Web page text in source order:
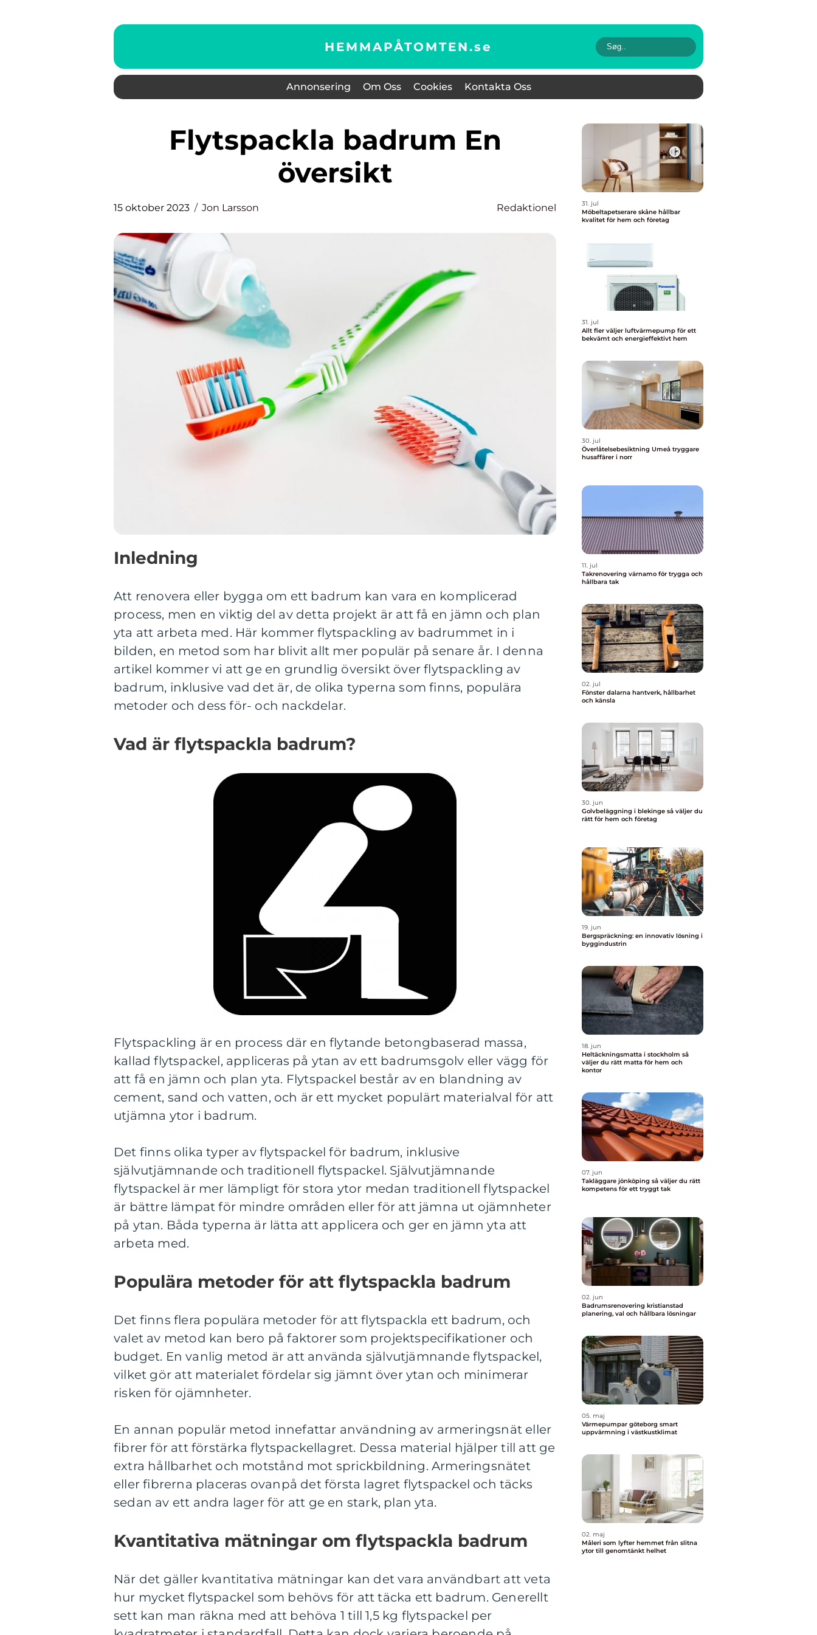
HEMMAPÅTOMTEN.se
Annonsering Om Oss Cookies Kontakta Oss
Flytspackla badrum En
översikt
15 oktober 2023 Jon Larsson Redaktionel
Inledning
Att renovera eller bygga om ett badrum kan vara en komplicerad
process, men en viktig del av detta projekt är att få en jämn och plan
yta att arbeta med. Här kommer flytspackling av badrummet in i
bilden, en metod som har blivit allt mer populär på senare år. I denna
artikel kommer vi att ge en grundlig översikt över flytspackling av
badrum, inklusive vad det är, de olika typerna som finns, populära
metoder och dess för- och nackdelar.
Vad är flytspackla badrum?
Flytspackling är en process där en flytande betongbaserad massa,
kallad flytspackel, appliceras på ytan av ett badrumsgolv eller vägg för
att få en jämn och plan yta. Flytspackel består av en blandning av
cement, sand och vatten, och är ett mycket populärt materialval för att
utjämna ytor i badrum.
Det finns olika typer av flytspackel för badrum, inklusive
självutjämnande och traditionell flytspackel. Självutjämnande
flytspackel är mer lämpligt för stora ytor medan traditionell flytspackel
är bättre lämpat för mindre områden eller för att jämna ut ojämnheter
på ytan. Båda typerna är lätta att applicera och ger en jämn yta att
arbeta med.
Populära metoder för att flytspackla badrum
Det finns flera populära metoder för att flytspackla ett badrum, och
valet av metod kan bero på faktorer som projektspecifikationer och
budget. En vanlig metod är att använda självutjämnande flytspackel,
vilket gör att materialet fördelar sig jämnt över ytan och minimerar
risken för ojämnheter.
En annan populär metod innefattar användning av armeringsnät eller
fibrer för att förstärka flytspackellagret. Dessa material hjälper till att ge
extra hållbarhet och motstånd mot sprickbildning. Armeringsnätet
eller fibrerna placeras ovanpå det första lagret flytspackel och täcks
sedan av ett andra lager för att ge en stark, plan yta.
Kvantitativa mätningar om flytspackla badrum
När det gäller kvantitativa mätningar kan det vara användbart att veta
hur mycket flytspackel som behövs för att täcka ett badrum. Generellt
sett kan man räkna med att behöva 1 till 1,5 kg flytspackel per
31. jul
Möbeltapetserare skåne hållbar
kvalitet för hem och företag
31. jul
Allt fler väljer luftvärmepump för ett
bekvämt och energieffektivt hem
30. jul
Överlåtelsebesiktning Umeå tryggare
husaffärer i norr
11. jul
Takrenovering värnamo för trygga och
hållbara tak
02. jul
Fönster dalarna hantverk, hållbarhet
och känsla
30. jun
Golvbeläggning i blekinge så väljer du
rätt för hem och företag
19. jun
Bergspräckning: en innovativ lösning i
byggindustrin
18. jun
Heltäckningsmatta i stockholm så
väljer du rätt matta för hem och
kontor
07. jun
Takläggare jönköping så väljer du rätt
kompetens för ett tryggt tak
02. jun
Badrumsrenovering kristianstad
planering, val och hållbara lösningar
05. maj
Värmepumpar göteborg smart
uppvärmning i västkustklimat
02. maj
Måleri som lyfter hemmet från slitna
ytor till genomtänkt helhet